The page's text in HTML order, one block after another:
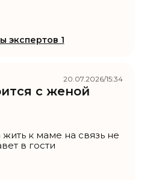
экспертов 1
с женой
к маме на связь не
в гости
20.07.2026/15:34